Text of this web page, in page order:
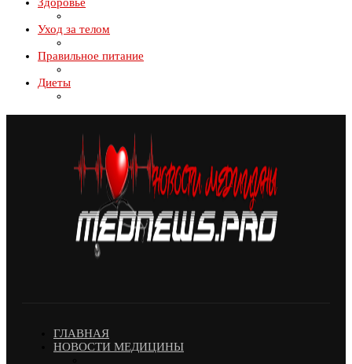
Уход за телом
Правильное питание
Диеты
ГЛАВНАЯ
НОВОСТИ МЕДИЦИНЫ